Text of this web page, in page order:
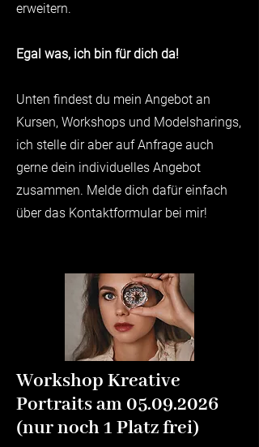
erweitern.
Egal was, ich bin für dich da!
Unten findest du mein Angebot an
Kursen, Workshops und Modelsharings,
ich stelle dir aber auf Anfrage auch
gerne dein individuelles Angebot
zusammen. Melde dich dafür einfach
über das Kontaktformular bei mir!
Workshop Kreative
Portraits am 05.09.2026
(nur noch 1 Platz frei)